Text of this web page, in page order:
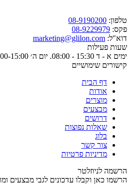
טלפון: 08-9190200
פקס: 08-9229979
דוא"ל: marketing@glilon.com
שעות פעילות
ימים א - ד 15:30 - 08:00. יום ה׳ 08:00-15:00
קישורים שימושיים
דף הבית
אודות
מוצרים
מבצעים
דרושים
שאלות נפוצות
בלוג
צור קשר
מדיניות פרטיות
הרשמה לניוזלטר
הרשמו כאן וקבלו עדכונים לגבי מבצעים